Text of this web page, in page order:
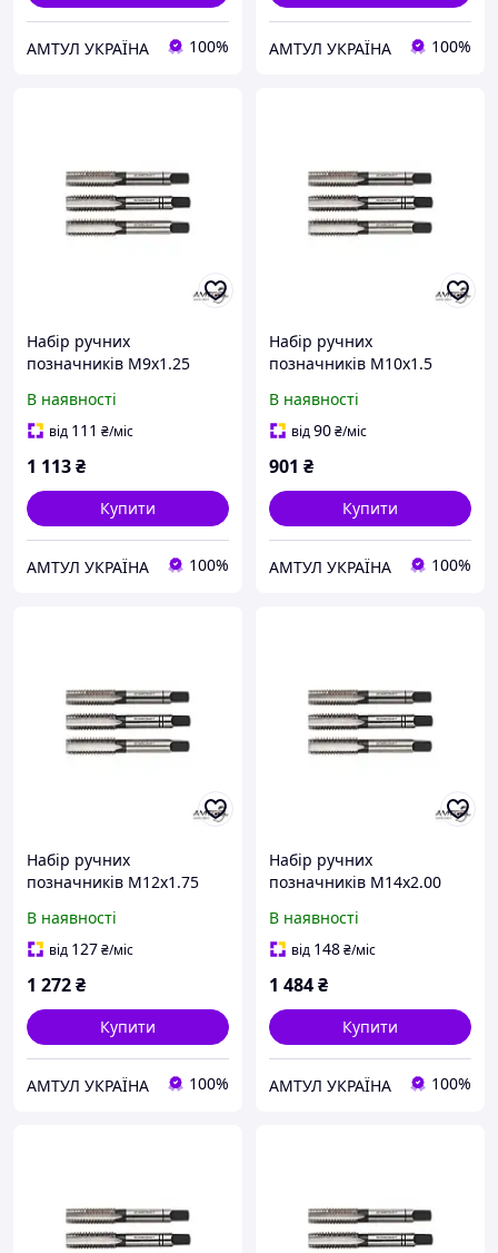
АМТУЛ УКРАЇНА 100% АМТУЛ УКРАЇНА 100%
Набір ручних
позначників M9х1.25
В наявності
від 111 ₴/міс
1 113₴
Купити
АМТУЛ УКРАЇНА 100%
Набір ручних
позначників M10х1.5
В наявності
від90₴/міс
901 ₴
Купити
АМТУЛ УКРАЇНА 100%
Набір ручних
позначників M12х1.75
В наявності
від 127₴/міс
1 272₴
Купити
АМТУЛ УКРАЇНА 100%
Набір ручних
позначників M14х2.00
В наявності
від 148₴/міс
1 484₴
Купити
АМТУЛ УКРАЇНА 100%